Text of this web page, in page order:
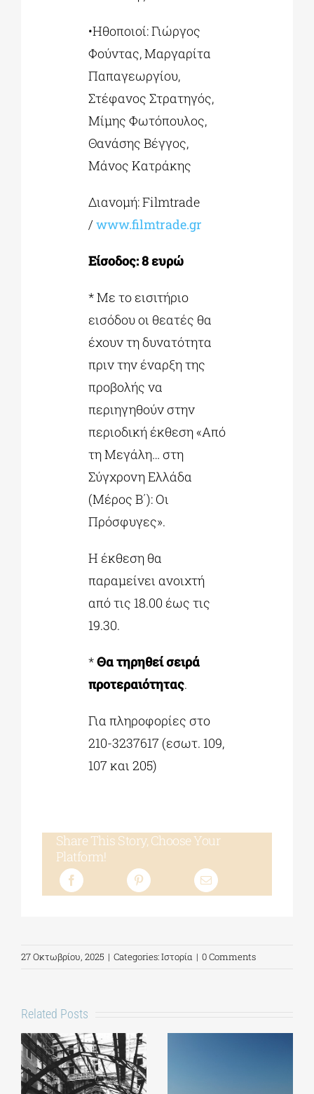
•Ηθοποιοί: Γιώργος
Φούντας, Μαργαρίτα
Παπαγεωργίου,
Στέφανος Στρατηγός,
Μίμης Φωτόπουλος,
Θανάσης Βέγγος,
Μάνος Κατράκης
Διανομή: Filmtrade
/www.filmtrade.gr
Είσοδος: 8 ευρώ
* Με το εισιτήριο
εισόδου οι θεατές θα
έχουν τη δυνατότητα
πριν την έναρξη της
προβολής να
περιηγηθούν στην
περιοδική έκθεση «Από
τη Μεγάλη… στη
Σύγχρονη Ελλάδα
(Μέρος Β΄): Οι
Πρόσφυγες».
Η έκθεση θα
παραμείνει ανοιχτή
από τις 18.00 έως τις
19.30.
*Θα τηρηθεί σειρά
προτεραιότητας.
Για πληροφορίες στο
210-3237617 (εσωτ. 109,
107 και 205)
Share This Story, Choose Your
Platform!
27 Οκτωβρίου, 2025 | Categories:Ιστορία | 0 Comments
Related Posts